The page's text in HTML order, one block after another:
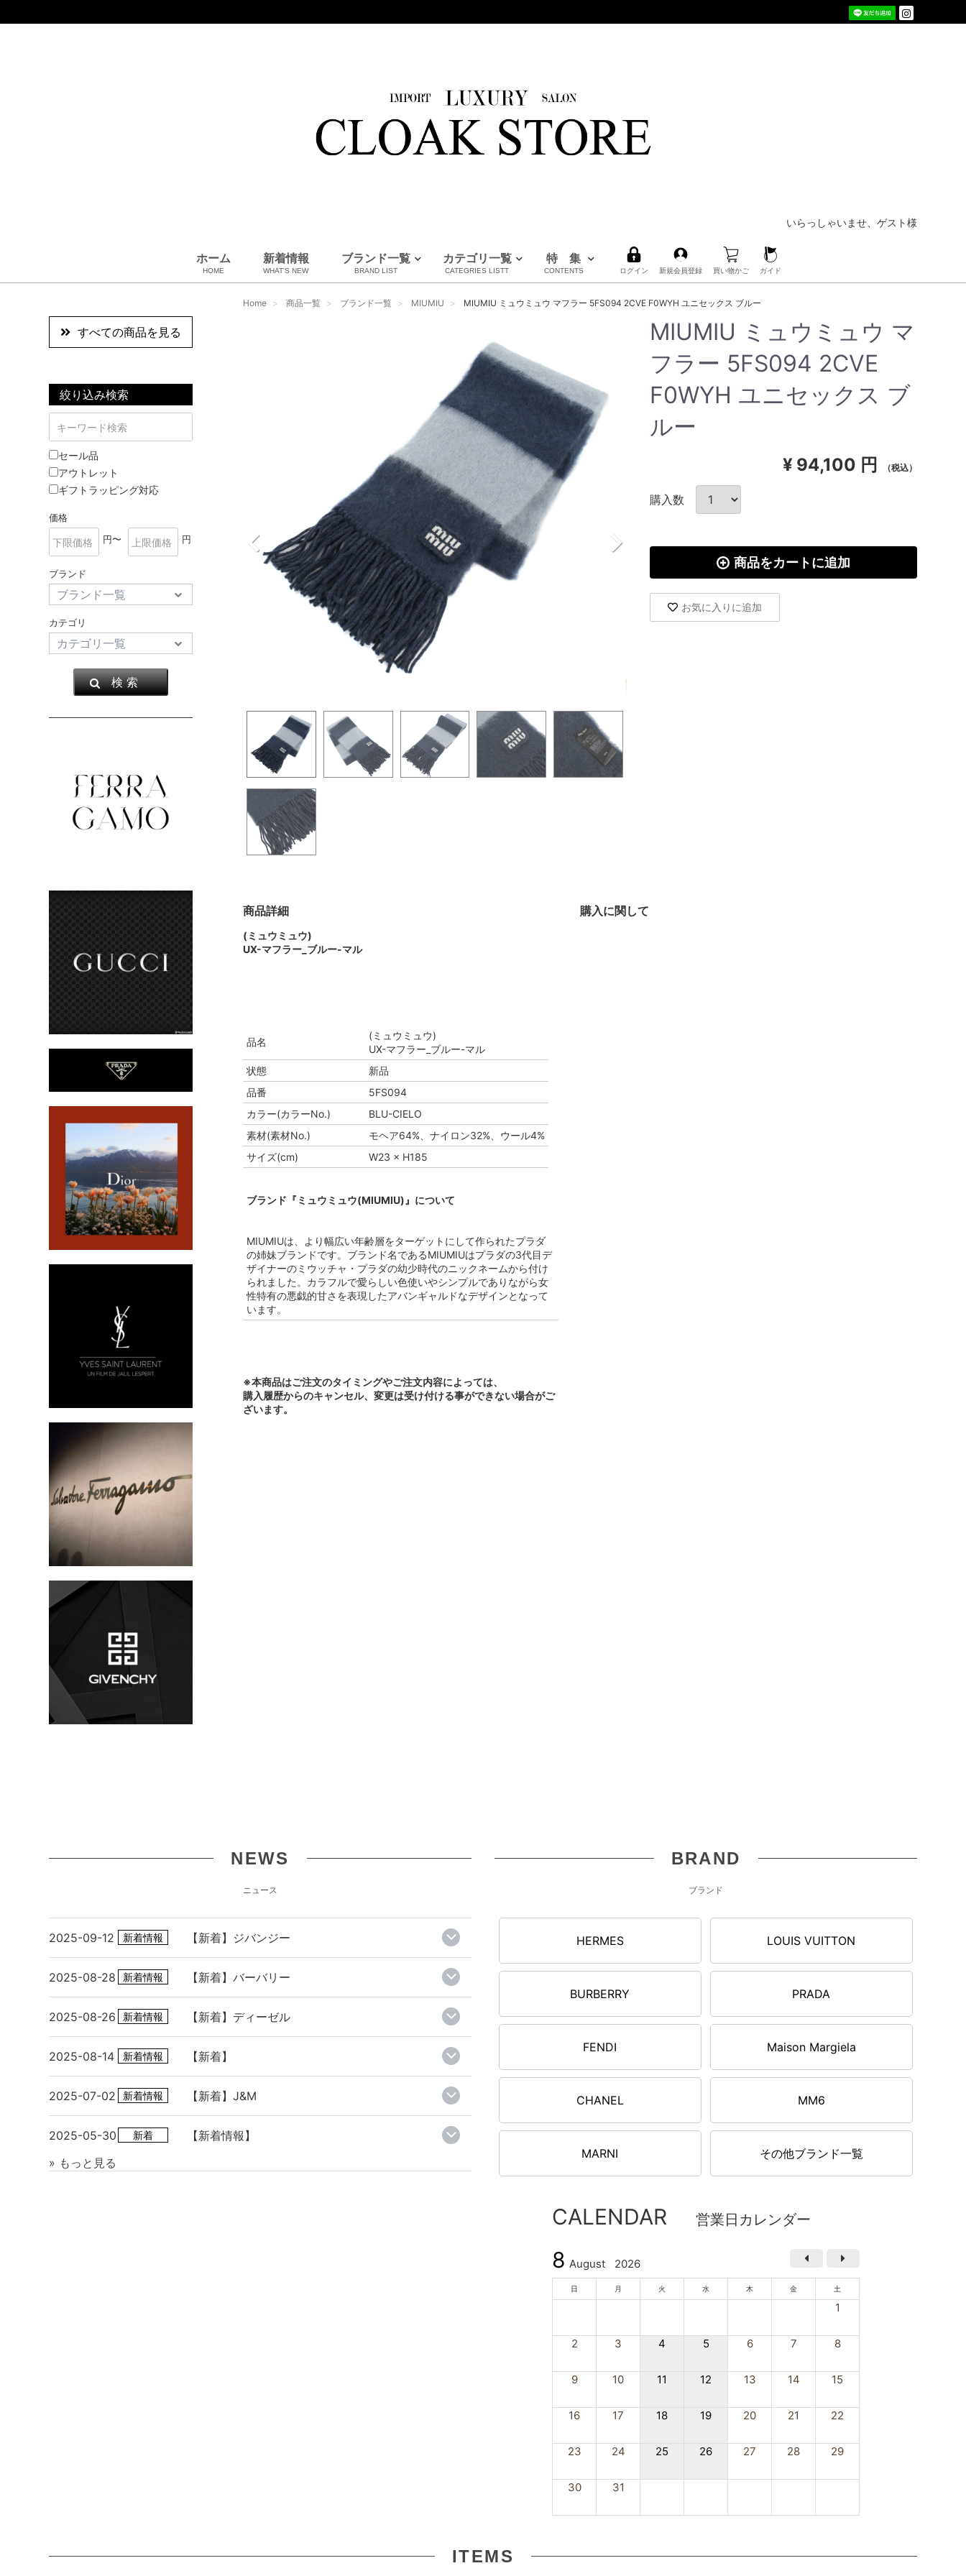
いらっしゃいませ、ゲスト様
ホーム
HOME
新着情報
WHAT'S NEW
ブランド一覧
BRAND LIST
エルメス
ルイヴィトン
バーバリー
プラダ
フェンディ
メゾンマルジェラ
シャネル
エムエムシックス
マルニ
全てのブランドを見る
カテゴリ一覧
CATEGRIES LISTT
コート、上着
雑貨・その他
バッグ＆ポーチ
アロマ＆フレグランス
特 集
CONTENTS ログイン 新規会員登録 買い物かご ガイド
Home 商品一覧 ブランド一覧 MIUMIU MIUMIU ミュウミュウ マフラー 5FS094 2CVE F0WYH ユニセックス ブルー
すべての商品を見る
絞り込み検索
セール品
アウトレット
ギフトラッピング対応
価格
円〜
円
ブランド
カテゴリ
検 索
MIUMIU ミュウミュウ マ
フラー 5FS094 2CVE
F0WYH ユニセックス ブ
ルー
¥ 94,100 円 （税込）
購入数
商品をカートに追加
お気に入りに追加
商品詳細 購入に関して
(ミュウミュウ)
UX-マフラー_ブルー-マル
品名
(ミュウミュウ)
UX-マフラー_ブルー-マル
状態
新品
品番
5FS094
カラー(カラーNo.)
BLU-CIELO
素材(素材No.)
モヘア64%、ナイロン32%、ウール4%
サイズ(cm)
W23 × H185
ブランド『ミュウミュウ(MIUMIU)』について
MIUMIUは、より幅広い年齢層をターゲットにして作られたプラダ
の姉妹ブランドです。ブランド名であるMIUMIUはプラダの3代目デ
ザイナーのミウッチャ・プラダの幼少時代のニックネームから付け
られました。カラフルで愛らしい色使いやシンプルでありながら女
性特有の悪戯的甘さを表現したアバンギャルドなデザインとなって
います。
※本商品はご注文のタイミングやご注文内容によっては、
購入履歴からのキャンセル、変更は受け付ける事ができない場合がご
ざいます。
NEWS
ニュース
2025-09-12 新着情報 【新着】ジバンジー
2025-08-28 新着情報 【新着】バーバリー
2025-08-26 新着情報 【新着】ディーゼル
2025-08-14 新着情報 【新着】
2025-07-02 新着情報 【新着】J&M
2025-05-30 新着
【新着情報】
» もっと見る
BRAND
ブランド
HERMES LOUIS VUITTON
BURBERRY PRADA
FENDI Maison Margiela
CHANEL MM6
MARNI その他ブランド一覧
CALENDAR 営業日カレンダー
8 August 2026
日 月 火 水 木 金 土
1
2 3 4 5 6 7 8
9 10 11 12 13 14 15
16 17 18 19 20 21 22
23 24 25 26 27 28 29
30 31
ITEMS